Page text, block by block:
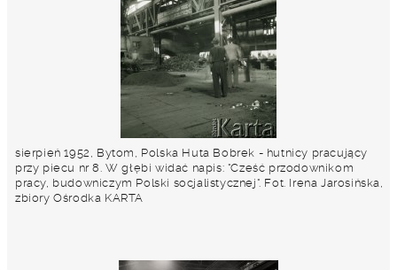
sierpień 1952, Bytom, Polska Huta Bobrek - hutnicy pracujący
przy piecu nr 8. W głębi widać napis: "Cześć przodownikom
pracy, budowniczym Polski socjalistycznej". Fot. Irena Jarosińska,
zbiory Ośrodka KARTA